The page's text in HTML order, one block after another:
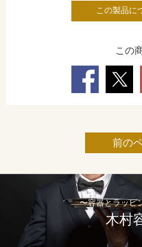
この製品に
この
前の
〜容器とラッピ
木村